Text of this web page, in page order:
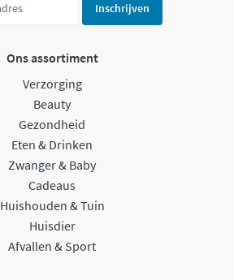
Inschrijven
Ons assortiment
Verzorging
Beauty
Gezondheid
Eten & Drinken
Zwanger & Baby
Cadeaus
Huishouden & Tuin
Huisdier
Afvallen & Sport